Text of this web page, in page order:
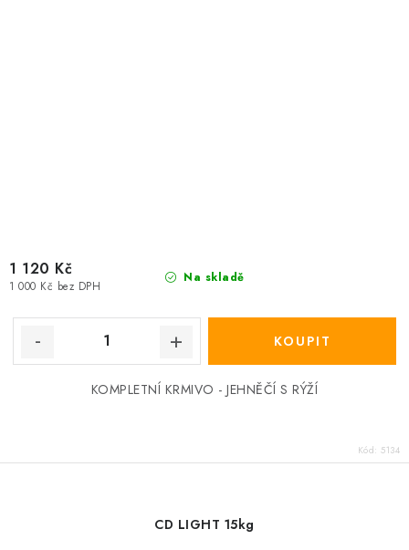
Na skladě
1 000 Kč bez DPH
1 120 Kč
KOMPLETNÍ KRMIVO - JEHNĚČÍ S RÝŽÍ
Kód: 5134
CD LIGHT 15kg